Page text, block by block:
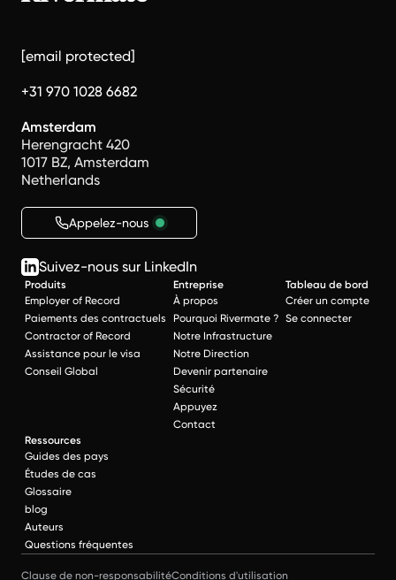
[email protected]
+31 970 1028 6682
Amsterdam
Herengracht 420
1017 BZ, Amsterdam
Netherlands
Appelez-nous
Suivez-nous sur LinkedIn
Produits
Employer of Record
Paiements des contractuels
Contractor of Record
Assistance pour le visa
Conseil Global
Entreprise
À propos
Pourquoi Rivermate ?
Notre Infrastructure
Notre Direction
Devenir partenaire
Sécurité
Appuyez
Contact
Tableau de bord
Créer un compte
Se connecter
Ressources
Guides des pays
Études de cas
Glossaire
blog
Auteurs
Questions fréquentes
Clause de non-responsabilitéConditions d'utilisation